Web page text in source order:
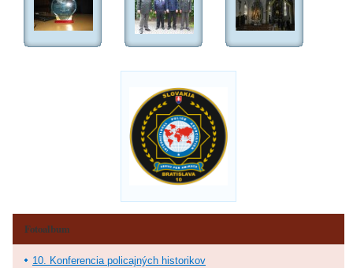
Fotoalbum
10. Konferencia policajných historikov